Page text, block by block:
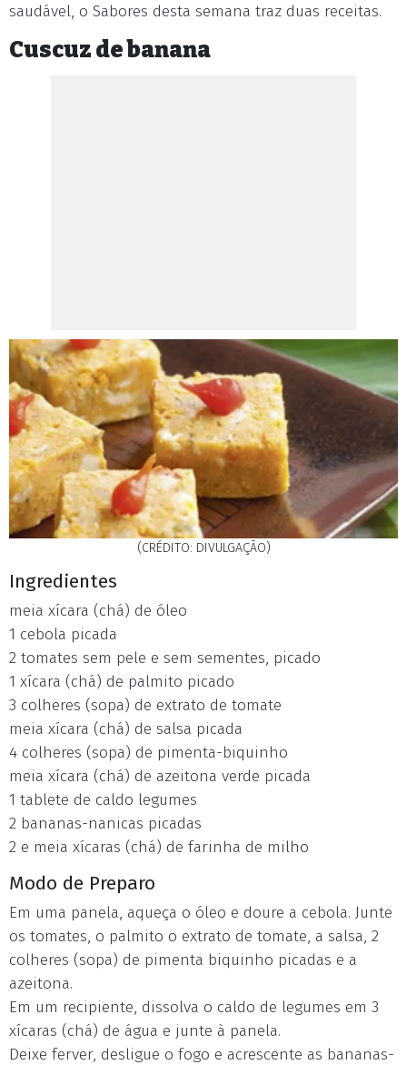
saudável, o Sabores desta semana traz duas receitas.
Cuscuz de banana
(CRÉDITO: DIVULGAÇÃO)
Ingredientes
meia xícara (chá) de óleo
1 cebola picada
2 tomates sem pele e sem sementes, picado
1 xícara (chá) de palmito picado
3 colheres (sopa) de extrato de tomate
meia xícara (chá) de salsa picada
4 colheres (sopa) de pimenta-biquinho
meia xícara (chá) de azeitona verde picada
1 tablete de caldo legumes
2 bananas-nanicas picadas
2 e meia xícaras (chá) de farinha de milho
Modo de Preparo
Em uma panela, aqueça o óleo e doure a cebola. Junte
os tomates, o palmito o extrato de tomate, a salsa, 2
colheres (sopa) de pimenta biquinho picadas e a
azeitona.
Em um recipiente, dissolva o caldo de legumes em 3
xícaras (chá) de água e junte à panela.
Deixe ferver, desligue o fogo e acrescente as bananas-